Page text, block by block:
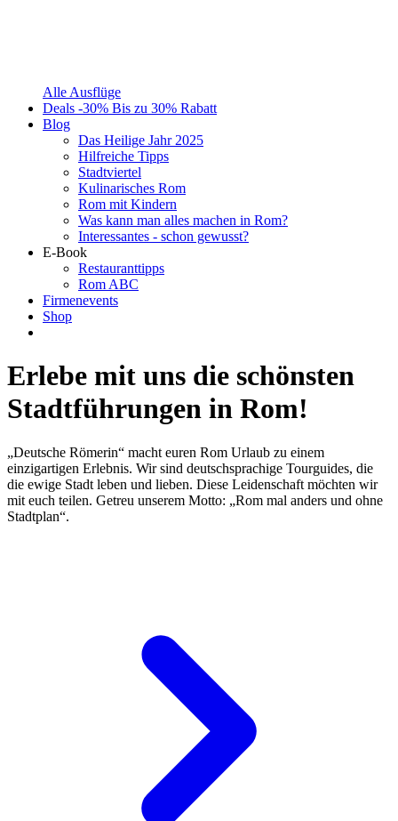
Alle Ausflüge
Deals -30% Bis zu 30% Rabatt
Blog
Das Heilige Jahr 2025
Hilfreiche Tipps
Stadtviertel
Kulinarisches Rom
Rom mit Kindern
Was kann man alles machen in Rom?
Interessantes - schon gewusst?
E-Book
Restauranttipps
Rom ABC
Firmenevents
Shop
Erlebe mit uns die schönsten
Stadtführungen in Rom!
„Deutsche Römerin“ macht euren Rom Urlaub zu einem
einzigartigen Erlebnis. Wir sind deutschsprachige Tourguides, die
die ewige Stadt leben und lieben. Diese Leidenschaft möchten wir
mit euch teilen. Getreu unserem Motto: „Rom mal anders und ohne
Stadtplan“.